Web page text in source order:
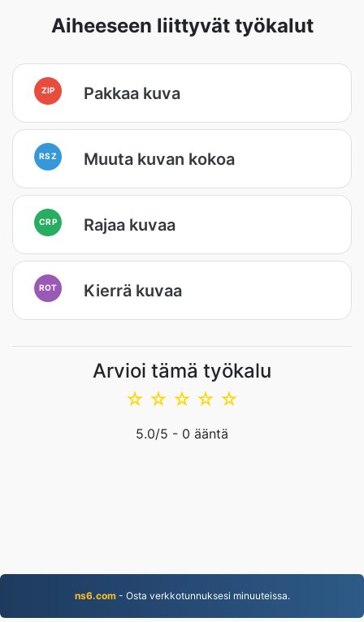
Aiheeseen liittyvät työkalut
ZIP Pakkaa kuva
RSZ Muuta kuvan kokoa
CRP Rajaa kuvaa
ROT Kierrä kuvaa
Arvioi tämä työkalu
☆
☆
☆
☆
☆
5.0/5 - 0 ääntä
ns6.com- Osta verkkotunnuksesi minuuteissa.